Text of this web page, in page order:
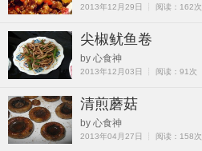
2013年12月29日 ┊ 阅读：162次
尖椒鱿鱼卷
by 心食神
2013年12月03日 ┊ 阅读：91次
清煎蘑菇
by 心食神
2013年04月27日 ┊ 阅读：158次